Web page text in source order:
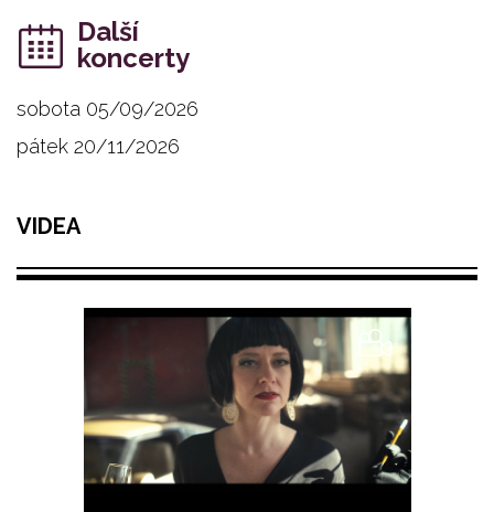
Další
koncerty
sobota 05/09/2026
pátek 20/11/2026
VIDEA